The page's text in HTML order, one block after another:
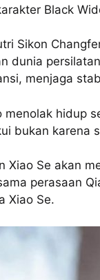
Black
Sikon
dunia
menjaga
menolak hidup
bukan karena
Xiao Se akan
perasaan
Xiao Se.